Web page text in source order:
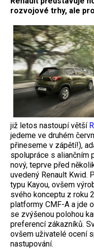
rozvojové trhy, ale
již letos nastoupí větší
jedeme ve druhém
přineseme v zápětí!),
spolupráce s aliančním
nový, teprve před
uvedený Renault Kwid.
typu Kayou, ovšem
svého konceptu z roku
platformy CMF-A a jde
se zvýšenou polohou
preferencí zákazníků.
ovšem uživatelé ocení
nastupování.